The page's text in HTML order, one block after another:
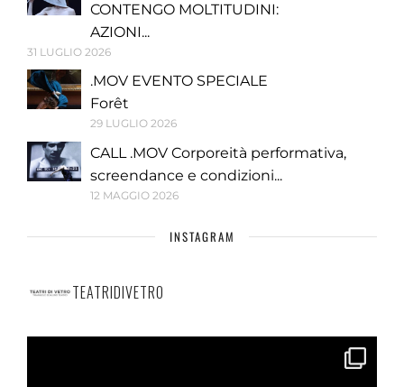
CONTENGO MOLTITUDINI:
AZIONI...
31 LUGLIO 2026
.MOV EVENTO SPECIALE
Forêt
29 LUGLIO 2026
CALL .MOV Corporeità performativa,
screendance e condizioni...
12 MAGGIO 2026
INSTAGRAM
TEATRIDIVETRO